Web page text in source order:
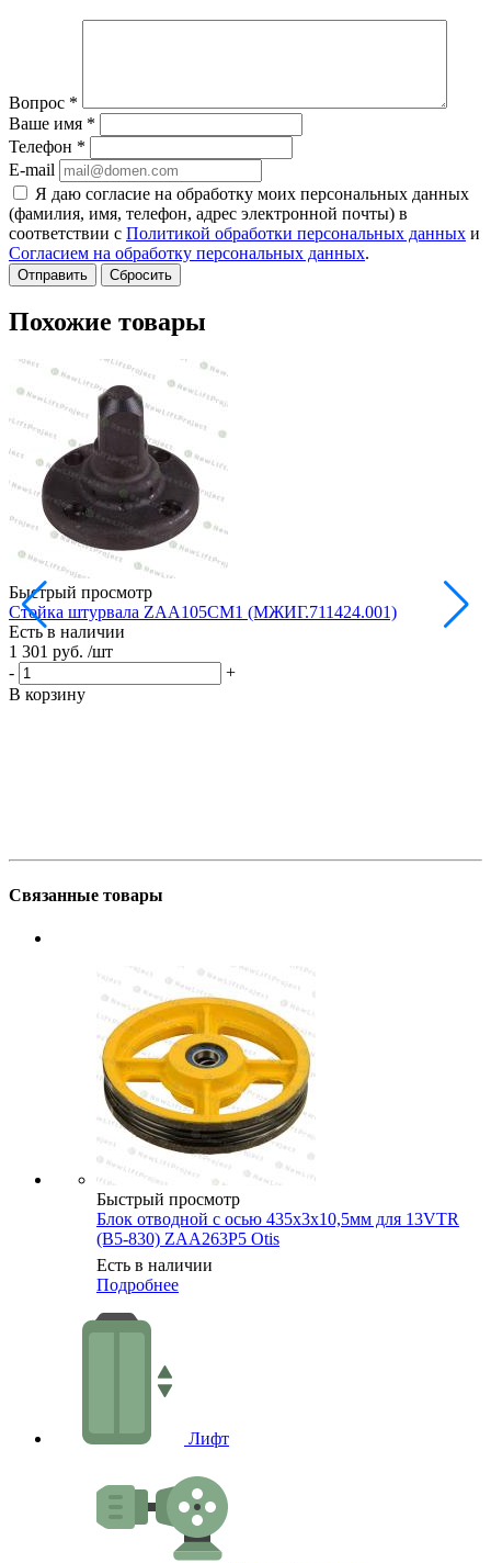
Вопрос *
Ваше имя *
Телефон *
E-mail
Я даю согласие на обработку моих персональных данных
(фамилия, имя, телефон, адрес электронной почты) в
соответствии с Политикой обработки персональных данных и
Согласием на обработку персональных данных.
Сбросить
Похожие товары
Быстрый просмотр
Стойка штурвала ZAA105CM1 (МЖИГ.711424.001)
Есть в наличии
1 301 руб. /шт
-
+
В корзину
Связанные товары
Быстрый просмотр
Блок отводной с осью 435х3х10,5мм для 13VTR
(В5-830) ZAA263P5 Otis
Есть в наличии
Подробнее
Лифт